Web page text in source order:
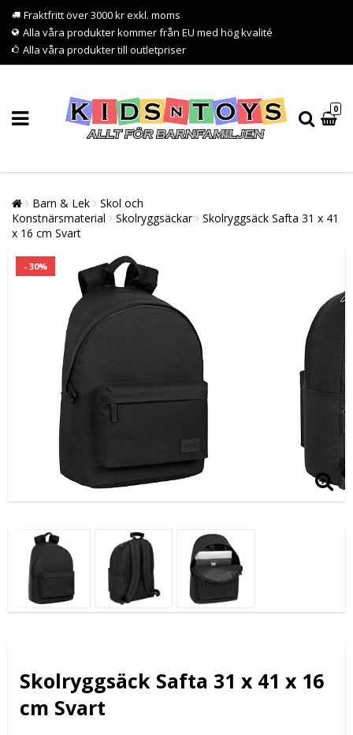
Fraktfritt över 3000 kr exkl. moms
Alla våra produkter kommer från EU med hög kvalité
Alla våra produkter till outletpriser
0
Barn & Lek
Skol och
Konstnärsmaterial
Skolryggsäckar
Skolryggsäck Safta 31 x 41
x 16 cm Svart
- 30%
Skolryggsäck Safta 31 x 41 x 16
cm Svart